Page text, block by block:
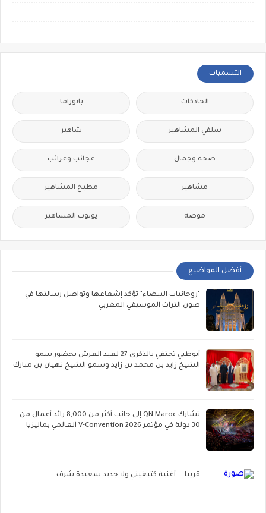
التسميات
الحادكات بانوراما
سلفي المشاهير شاهير
صحة وجمال عجائب وغرائب
مشاهير مطبخ المشاهير
موضة يوتوب المشاهير
أفضل المواضيع
"روحانيات البيضاء" تؤكد إشعاعها وتواصل رسالتها في
صون التراث الموسيقي المغربي
أبوظبي تحتفي بالذكرى 27 لعيد العرش بحضور سمو
الشيخ زايد بن محمد بن زايد وسمو الشيخ نهيان بن مبارك
تشارك QN Maroc إلى جانب أكثر من 8,000 رائد أعمال من
30 دولة في مؤتمر V-Convention 2026 العالمي بماليزيا
قريبا ... أغنية كتبغيني ولا جديد سعيدة شرف